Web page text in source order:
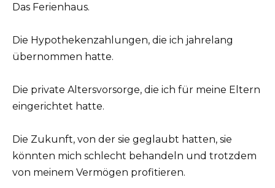
Das Ferienhaus.
Die Hypothekenzahlungen, die ich jahrelang
übernommen hatte.
Die private Altersvorsorge, die ich für meine Eltern
eingerichtet hatte.
Die Zukunft, von der sie geglaubt hatten, sie
könnten mich schlecht behandeln und trotzdem
von meinem Vermögen profitieren.